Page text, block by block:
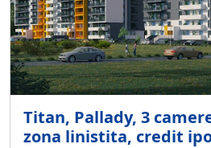
Titan, Pallady, 3
zona linistita, credit